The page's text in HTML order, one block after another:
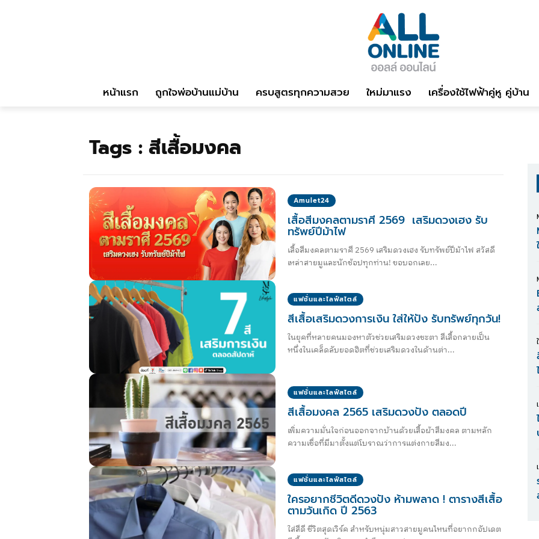
หน้าแรก ถูกใจพ่อบ้านแม่บ้าน ครบสูตรทุกความสวย ใหม่มาแรง เครื่องใช้ไฟฟ้าคู่หู คู่บ้าน
Tags : สีเสื้อมงคล
Amulet24
เสื้อสีมงคลตามราศี 2569 เสริมดวงเฮง รับ
ทรัพย์ปีม้าไฟ
เสื้อสีมงคลตามราศี 2569 เสริมดวงเฮง รับทรัพย์ปีม้าไฟ สวัสดี
เหล่าสายมูและนักช้อปทุกท่าน! ขอบอกเลย...
แฟชั่นและไลฟ์สไตล์
สีเสื้อเสริมดวงการเงิน ใส่ให้ปัง รับทรัพย์ทุกวัน!
ในยุคที่หลายคนมองหาตัวช่วยเสริมดวงชะตา สีเสื้อกลายเป็น
หนึ่งในเคล็ดลับยอดฮิตที่ช่วยเสริมดวงในด้านต่า...
แฟชั่นและไลฟ์สไตล์
สีเสื้อมงคล 2565 เสริมดวงปัง ตลอดปี
เพิ่มความมั่นใจก่อนออกจากบ้านด้วยเสื้อผ้าสีมงคล ตามหลัก
ความเชื่อที่มีมาตั้งแต่โบราณว่าการแต่งกายสีมง...
แฟชั่นและไลฟ์สไตล์
ใครอยากชีวิตดีดวงปัง ห้ามพลาด ! ตารางสีเสื้อ
ตามวันเกิด ปี 2563
ใส่สีดี ชีวิตสุดเวิร์ค สำหรับหนุ่มสาวสายมูคนไหนที่อยากกอัปเดต